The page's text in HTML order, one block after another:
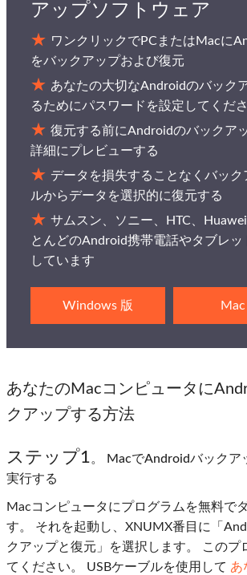
アップソフトウェア
ワンクリックでPCまたはMacに
をバックアップおよび復元
あなたの大切なAndroidのバック
るためにパスワードを設定してくだ
復元する前にAndroidのバックア
詳細にプレビューする
データを損失することなくバック
ルからデータを選択的に復元する
サムスン、ソニー、HTC、
とんどのAndroid携帯電話やタブレッ
しています
Windows 版 Mac
あなたのMacコンピュータに
クアップする方法
ステップ1。 MacでAndroidバックア
実行する
Macコンピュータにプログラムを無料で
す。 それを起動し、XNUMX番目に「
クアップと復元」を選択します。 このプ
てください。 USBケーブルを使用して あ